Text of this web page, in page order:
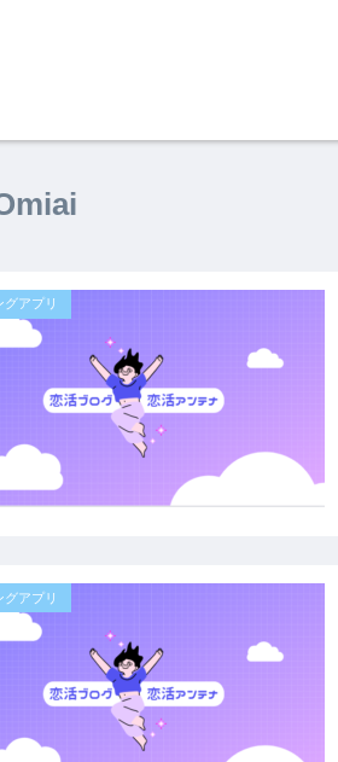
グアプリ
グアプリ